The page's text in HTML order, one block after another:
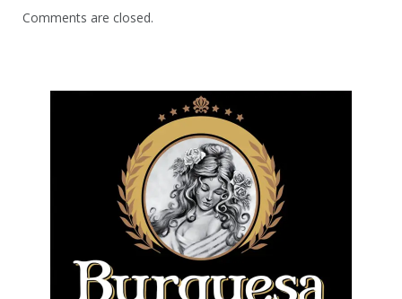
Comments are closed.